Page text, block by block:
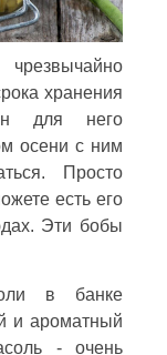
хранения
для него
осени с ним
Просто
есть его
Эти бобы
в банке
и ароматный
- очень